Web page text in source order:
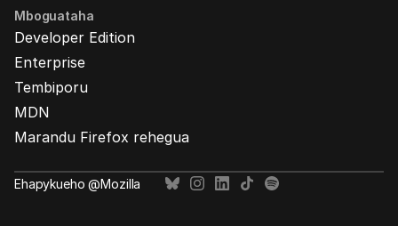
Mboguataha
Developer Edition
Enterprise
Tembiporu
MDN
Marandu Firefox rehegua
Ehapykueho @Mozilla